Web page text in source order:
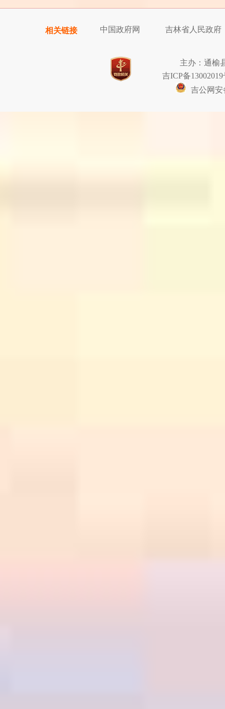
相关链接 中国政府网 吉林省人民政府
主办：通榆
吉ICP备13002019
吉公网安